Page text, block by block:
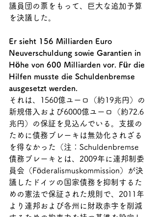
議員団の票をもって、巨大な追加予算
を決議した。
Er sieht 156 Milliarden Euro
Neuverschuldung sowie Garantien in
Höhe von 600 Milliarden vor. Für die
Hilfen musste die Schuldenbremse
ausgesetzt werden.
それは、1560億ユーロ
（約19兆円）
の
新規借入および6000億ユーロ（約72.6
兆円）の保証を見込んでいる。支援の
ために債務ブレーキは無効化されざる
を得なかった（注： Schuldenbremse
債務ブレーキ とは、2009年に連邦制委
員会（Föderalismuskommission）が決
議したドイツの国家債務を抑制するた
めの憲法で保証された規則で、2011年
より連邦および各州に財政赤字を削減